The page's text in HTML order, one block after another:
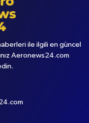
ile ilgili en güncel
Aeronews24.com